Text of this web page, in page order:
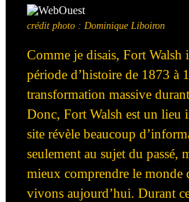
crédit photo : Dominique Liboiron
Comme je disais, Fort Walsh
période d’histoire de 1873 à
transformation massive
Donc, Fort Walsh est un lieu
site révèle beaucoup
seulement au sujet du passé,
mieux comprendre le monde
vivons aujourd’hui. Durant